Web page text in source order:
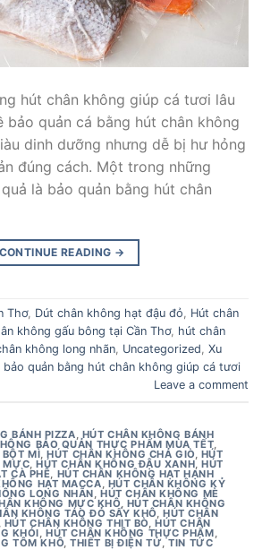
hút chân không giúp cá tươi lâu
bảo quản cá bằng hút chân không
dinh dưỡng nhưng dễ bị hư hỏng
đúng cách. Một trong những
là bảo quản bằng hút chân
CONTINUE READING →
Thơ, Dút chân không hạt đậu đỏ, Hút chân
không gấu bông tại Cần Thơ, hút chân
không long nhãn, Uncategorized, Xu
bảo quản bằng hút chân không giúp cá tươi
Leave a comment
BÁNH PIZZA, HÚT CHÂN KHÔNG BÁNH
BẢO QUẢN THỰC PHẨM MÙA TẾT,
BỘT MÌ,HÚT CHÂN KHÔNG CHẢ GIÒ, HÚT
MỰC,HÚT CHÂN KHÔNG ĐẬU XANH,HÚT
CÀ PHÊ, HÚT CHÂN KHÔNG HẠT HẠNH
HẠT MACCA, HÚT CHÂN KHÔNG KỶ
LONG NHÃN,HÚT CHÂN KHÔNG MÈ
KHÔNG MỰC KHÔ, HÚT CHÂN KHÔNG
KHÔNG TÁO ĐỎ SẤY KHÔ, HÚT CHÂN
, HÚT CHÂN KHÔNG THỊT BÒ,HÚT CHÂN
KHÓI,HÚT CHÂN KHÔNG THỰC PHẨM,
TÔM KHÔ,THIẾT BỊ ĐIỆN TỬ,TIN TỨC